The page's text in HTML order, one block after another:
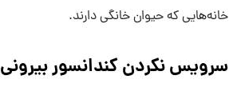
خانه‌هایی که حیوان خانگی دارند.
سرویس نکردن کندانسور بیرونی